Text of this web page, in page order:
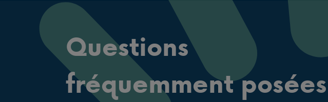
Questions
fréquemment posées